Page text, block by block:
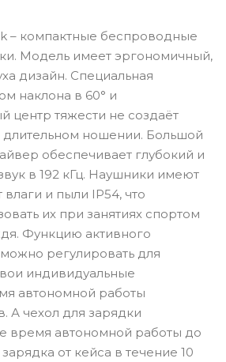
– компактные беспроводные
Модель имеет эргономичный,
дизайн. Специальная
наклона в 60° и
центр тяжести не создаёт
ношении. Большой
обеспечивает глубокий и
в 192 кГц. Наушники имеют
влаги и пыли IP54, что
их при занятиях спортом
Функцию активного
регулировать для
индивидуальные
автономной работы
А чехол для зарядки
время автономной работы до
от кейса в течение 10